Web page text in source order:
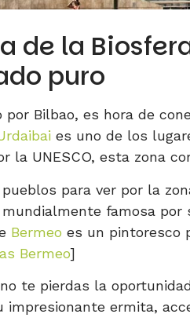
de la
puro
por Bilbao, es hora de
es uno de los
la UNESCO, esta zona
para ver por la
famosa
Bermeo es un pintoresco
Bermeo]
te pierdas la
impresionante ermita,